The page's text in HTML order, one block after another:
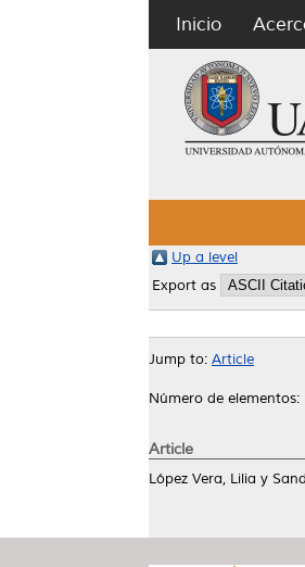
Inicio
Up a level
Export as
Jump to: Article
Número de elementos:
Article
López Vera, Lilia y